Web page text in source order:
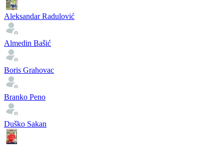
Aleksandar Radulović
Almedin Bašić
Boris Grahovac
Branko Peno
Duško Sakan